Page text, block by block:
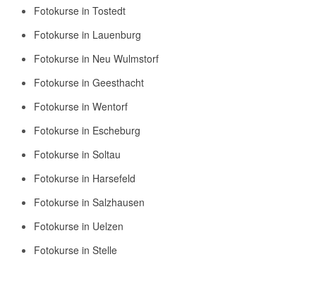
Fotokurse in Tostedt
Fotokurse in Lauenburg
Fotokurse in Neu Wulmstorf
Fotokurse in Geesthacht
Fotokurse in Wentorf
Fotokurse in Escheburg
Fotokurse in Soltau
Fotokurse in Harsefeld
Fotokurse in Salzhausen
Fotokurse in Uelzen
Fotokurse in Stelle